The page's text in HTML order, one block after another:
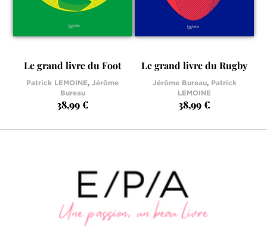
Le grand livre du Foot
Patrick LEMOINE,Jérôme
Bureau
38,99 €
Le grand livre du Rugby
Jérôme Bureau,
Patrick
LEMOINE
38,99 €